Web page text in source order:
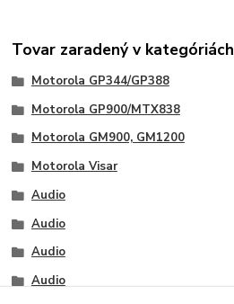
Tovar zaradený v kategóriách
Motorola GP344/GP388
Motorola GP900/MTX838
Motorola GM900, GM1200
Motorola Visar
Audio
Audio
Audio
Audio